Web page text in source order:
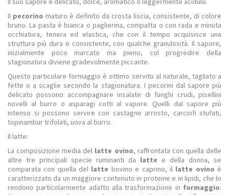
Il pecorino maturo è definito da crosta liscia, consistente, di colore
bruno. La pasta è bianca o paglierina, compatta o con rada e minuta
occhiatura, tenera ed elastica, che con il tempo acquisisce una
struttura più dura e consistente, con qualche granulosità. Il sapore,
inizialmente poco marcato ma pieno, col progredire della
stagionatura diviene gradevolmente piccante.
Questo particolare formaggio è ottimo servito al naturale, tagliato a
fette o a scaglie secondo la stagionatura. I pecorini dal sapore più
delicato possono accompagnare insalate di funghi crudi, pisellini
novelli al burro o asparagi cotti al vapore. Quelli dal sapore più
intenso si possono servire con castagne arrosto, carciofi stufati,
topinambur trifolati, uova al burro.
Il latte:
La composizione media del latte ovino, raffrontata con quella delle
altre tre principali specie ruminanti da latte e della donna, se
comparata con quella del latte bovino e caprino, il latte ovino è
caratterizzato da un maggiore contenuto in proteine e in lipidi, che lo
rendono particolarmente adatto alla trasformazione in formaggio.